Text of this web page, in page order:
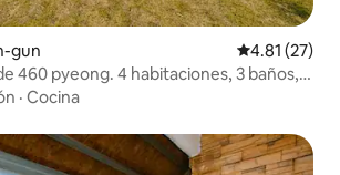
gun Calificación
4.81 (27)
460 pyeong. 4 habitaciones, 3 baños,
hasta 16 personas.
· Cocina